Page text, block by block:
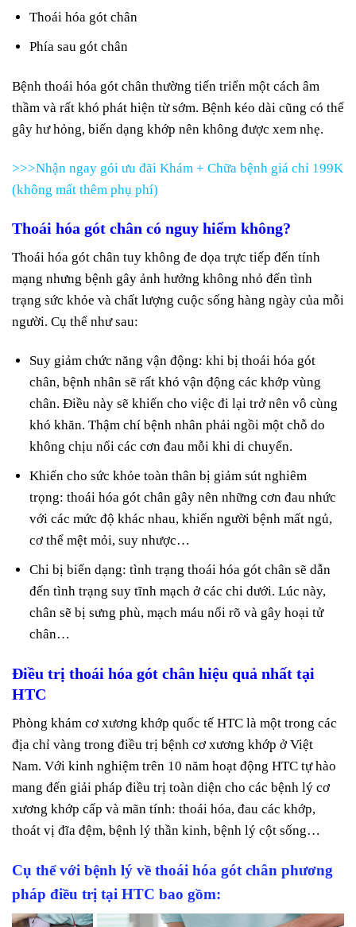
Thoái hóa gót chân
Phía sau gót chân
Bệnh thoái hóa gót chân thường tiến triển một cách âm
thầm và rất khó phát hiện từ sớm. Bệnh kéo dài cũng có thể
gây hư hỏng, biến dạng khớp nên không được xem nhẹ.
>>>Nhận ngay gói ưu đãi Khám + Chữa bệnh giá chỉ 199K
(không mất thêm phụ phí)
Thoái hóa gót chân có nguy hiểm không?
Thoái hóa gót chân tuy không đe dọa trực tiếp đến tính
mạng nhưng bệnh gây ảnh hưởng không nhỏ đến tình
trạng sức khỏe và chất lượng cuộc sống hàng ngày của mỗi
người. Cụ thể như sau:
Suy giảm chức năng vận động: khi bị thoái hóa gót
chân, bệnh nhân sẽ rất khó vận động các khớp vùng
chân. Điều này sẽ khiến cho việc đi lại trở nên vô cùng
khó khăn. Thậm chí bệnh nhân phải ngồi một chỗ do
không chịu nổi các cơn đau mỗi khi di chuyển.
Khiến cho sức khỏe toàn thân bị giảm sút nghiêm
trọng: thoái hóa gót chân gây nên những cơn đau nhức
với các mức độ khác nhau, khiến người bệnh mất ngủ,
cơ thể mệt mỏi, suy nhược…
Chi bị biến dạng: tình trạng thoái hóa gót chân sẽ dẫn
đến tình trạng suy tĩnh mạch ở các chi dưới. Lúc này,
chân sẽ bị sưng phù, mạch máu nổi rõ và gây hoại tử
chân…
Điều trị thoái hóa gót chân hiệu quả nhất tại
HTC
Phòng khám cơ xương khớp quốc tế HTC là một trong các
địa chỉ vàng trong điều trị bệnh cơ xương khớp ở Việt
Nam. Với kinh nghiệm trên 10 năm hoạt động HTC tự hào
mang đến giải pháp điều trị toàn diện cho các bệnh lý cơ
xương khớp cấp và mãn tính: thoái hóa, đau các khớp,
thoát vị đĩa đệm, bệnh lý thần kinh, bệnh lý cột sống…
Cụ thể với bệnh lý về thoái hóa gót chân phương
pháp điều trị tại HTC bao gồm: